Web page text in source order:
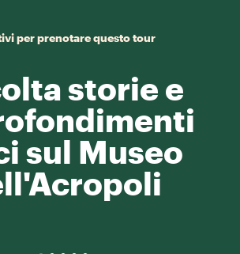
per prenotare questo tour
storie e
sul Museo